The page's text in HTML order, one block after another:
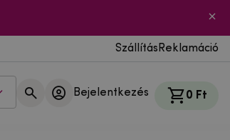
Szállítás Reklamáció
Bejelentkezés 0 Ft